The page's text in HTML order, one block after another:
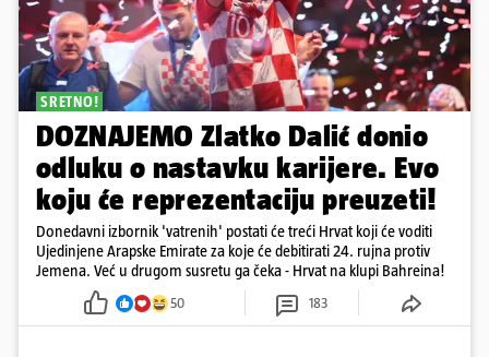
SRETNO!
DOZNAJEMO Zlatko Dalić donio
odluku o nastavku karijere. Evo
koju će reprezentaciju preuzeti!
Donedavni izbornik 'vatrenih' postati će treći Hrvat koji će voditi
Ujedinjene Arapske Emirate za koje će debitirati 24. rujna protiv
Jemena. Već u drugom susretu ga čeka - Hrvat na klupi Bahreina!
50 183